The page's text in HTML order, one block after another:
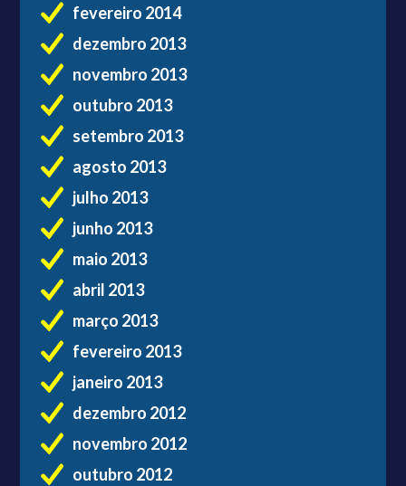
fevereiro 2014
dezembro 2013
novembro 2013
outubro 2013
setembro 2013
agosto 2013
julho 2013
junho 2013
maio 2013
abril 2013
março 2013
fevereiro 2013
janeiro 2013
dezembro 2012
novembro 2012
outubro 2012